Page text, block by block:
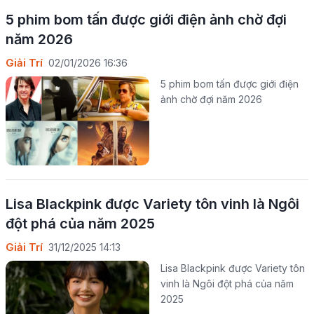
5 phim bom tấn được giới điện ảnh chờ đợi
năm 2026
Giải Trí 02/01/2026 16:36
5 phim bom tấn được giới điện
ảnh chờ đợi năm 2026
Lisa Blackpink được Variety tôn vinh là Ngôi
đột phá của năm 2025
Giải Trí 31/12/2025 14:13
Lisa Blackpink được Variety tôn
vinh là Ngôi đột phá của năm
2025